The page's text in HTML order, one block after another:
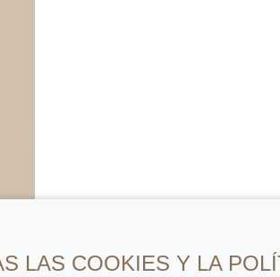
LAS COOKIES Y LA